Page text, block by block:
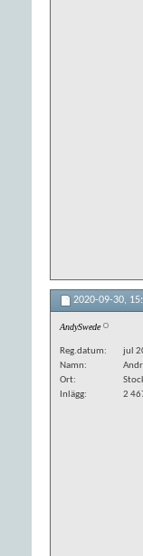
2020-09-30,
AndySwede
Reg.datum
jul
Namn
Ort
Inlägg
2